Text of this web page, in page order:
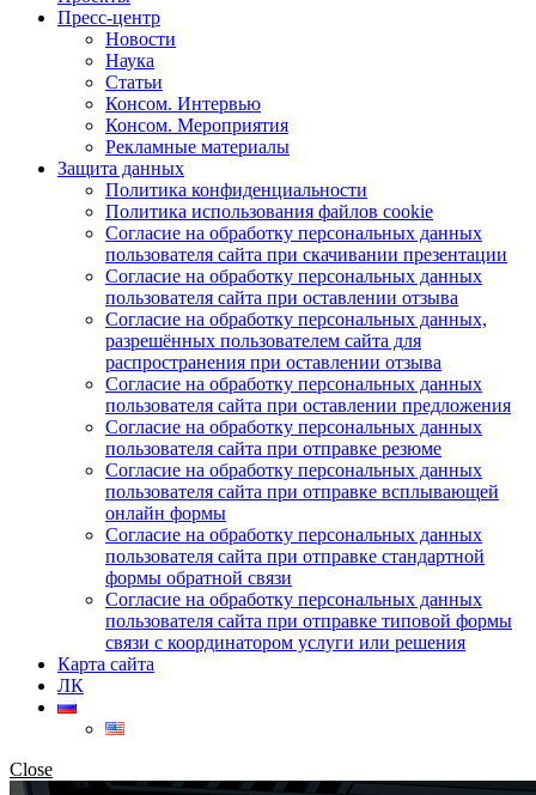
Пресс-центр
Новости
Наука
Статьи
Консом. Интервью
Консом. Мероприятия
Рекламные материалы
Защита данных
Политика конфиденциальности
Политика использования файлов cookie
Согласие на обработку персональных данных
пользователя сайта при скачивании презентации
Согласие на обработку персональных данных
пользователя сайта при оставлении отзыва
Согласие на обработку персональных данных,
разрешённых пользователем сайта для
распространения при оставлении отзыва
Согласие на обработку персональных данных
пользователя сайта при оставлении предложения
Согласие на обработку персональных данных
пользователя сайта при отправке резюме
Согласие на обработку персональных данных
пользователя сайта при отправке всплывающей
онлайн формы
Согласие на обработку персональных данных
пользователя сайта при отправке стандартной
формы обратной связи
Согласие на обработку персональных данных
пользователя сайта при отправке типовой формы
связи с координатором услуги или решения
Карта сайта
ЛК
Close